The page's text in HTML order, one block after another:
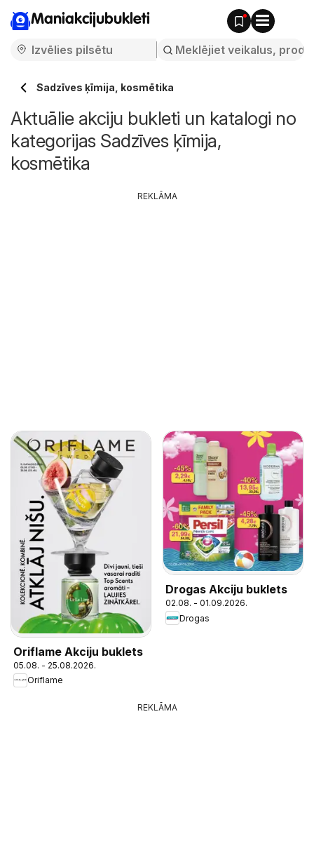
Maniakcijubukleti
Sadzīves ķīmija, kosmētika
Aktuālie akciju bukleti un katalogi no
kategorijas Sadzīves ķīmija,
kosmētika
Oriflame Akciju buklets
05.08. - 25.08.2026.
Oriflame
Drogas Akciju buklets
02.08. - 01.09.2026.
Drogas
REKLĀMA
REKLĀMA